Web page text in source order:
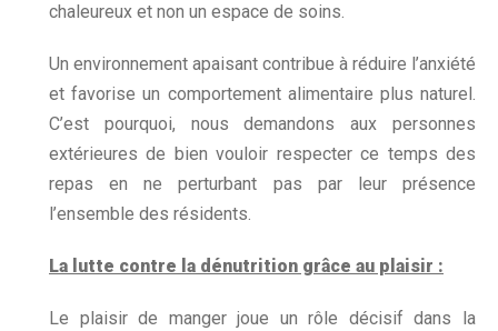
chaleureux et non un espace de soins.
Un environnement apaisant contribue à réduire l’anxiété
et favorise un comportement alimentaire plus naturel.
C’est pourquoi, nous demandons aux personnes
extérieures de bien vouloir respecter ce temps des
repas en ne perturbant pas par leur présence
l’ensemble des résidents.
La lutte contre la dénutrition grâce au plaisir :
Le plaisir de manger joue un rôle décisif dans la